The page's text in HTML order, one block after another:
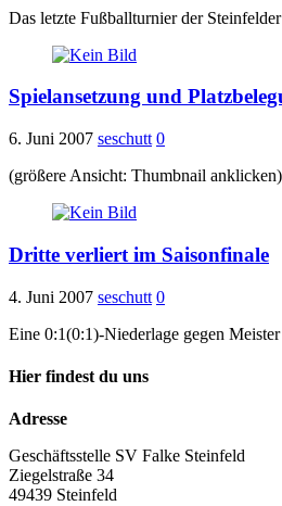
Das letzte Fußballturnier der
Spielansetzung und
6. Juni 2007 seschutt 0
(größere Ansicht: Thumbnail anklicken)
Dritte verliert im Saisonfinale
4. Juni 2007 seschutt 0
Eine 0:1(0:1)-Niederlage gegen
Hier findest du uns
Adresse
Geschäftsstelle SV Falke Steinfeld
Ziegelstraße 34
49439 Steinfeld